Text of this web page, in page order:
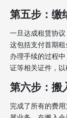
第五步：缴
一旦达成租赁协议
这包括支付首期
办理手续的过程
证等相关证件，以
第六步：搬
完成了所有的费